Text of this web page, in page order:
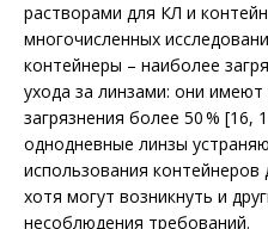
растворами для КЛ и
многочисленных
контейнеры – наиболее
ухода за линзами: они
загрязнения более 50 % [16,
однодневные линзы
использования контейнеров
хотя могут возникнуть и
несоблюдения требований.